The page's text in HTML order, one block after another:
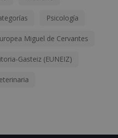
Psicología
Miguel de Cervantes
Gasteiz (EUNEIZ)